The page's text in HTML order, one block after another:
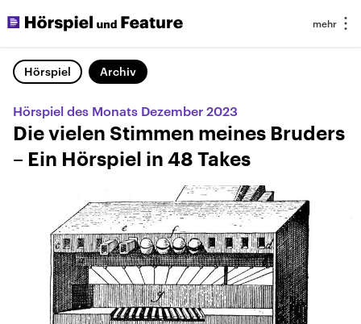
Hörspiel Archiv
Hörspiel des Monats Dezember 2023
Die vielen Stimmen meines Bruders
– Ein Hörspiel in 48 Takes